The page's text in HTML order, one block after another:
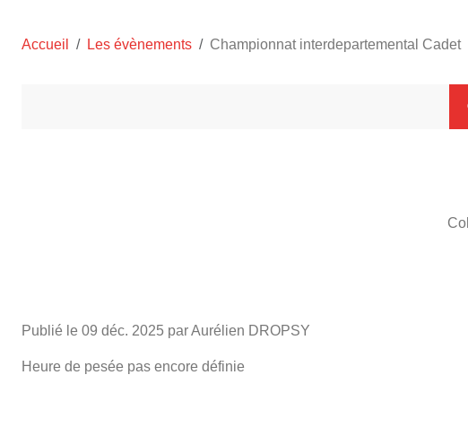
Accueil Les évènements Championnat interdepartemental Cadet
Publié le 09 déc. 2025 par Aurélien DROPSY
Heure de pesée pas encore définie